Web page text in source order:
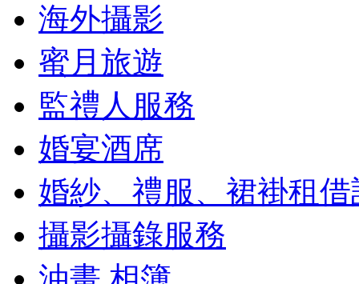
海外攝影
蜜月旅遊
監禮人服務
婚宴酒席
婚紗、禮服、裙褂租借
攝影攝錄服務